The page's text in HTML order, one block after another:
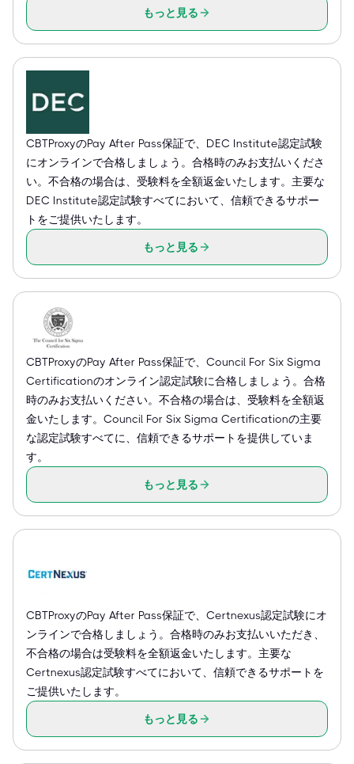
もっと見る
CBTProxyのPay After Pass保証で、DEC Institute認定試験
にオンラインで合格しましょう。合格時のみお支払いくださ
い。不合格の場合は、受験料を全額返金いたします。主要な
DEC Institute認定試験すべてにおいて、信頼できるサポー
トをご提供いたします。
もっと見る
CBTProxyのPay After Pass保証で、Council For Six Sigma
Certificationのオンライン認定試験に合格しましょう。合格
時のみお支払いください。不合格の場合は、受験料を全額返
金いたします。Council For Six Sigma Certificationの主要
な認定試験すべてに、信頼できるサポートを提供していま
す。
もっと見る
CBTProxyのPay After Pass保証で、Certnexus認定試験にオ
ンラインで合格しましょう。合格時のみお支払いいただき、
不合格の場合は受験料を全額返金いたします。主要な
Certnexus認定試験すべてにおいて、信頼できるサポートを
ご提供いたします。
もっと見る